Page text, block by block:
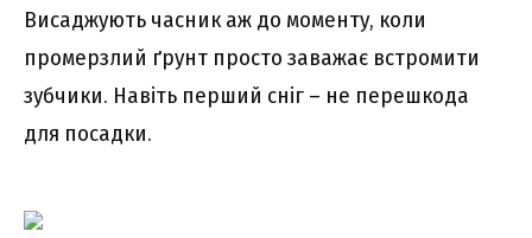
Висаджують часник аж до моменту, коли
промерзлий ґрунт просто заважає встромити
зубчики. Навіть перший сніг – не перешкода
для посадки.